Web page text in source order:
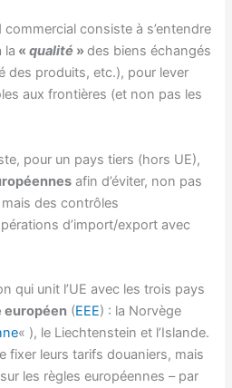
commercial consiste à s’entendre
la «qualité »des biens échangés
des produits, etc.), pour lever
aux frontières (et non pas les
pour un pays tiers (hors UE),
afin d’éviter, non pas
des contrôles
d’import/export avec
qui unit l’UE avec les trois pays
européen (EEE) : la Norvège
« ), le Liechtenstein et l’Islande.
fixer leurs tarifs douaniers, mais
les règles européennes – par